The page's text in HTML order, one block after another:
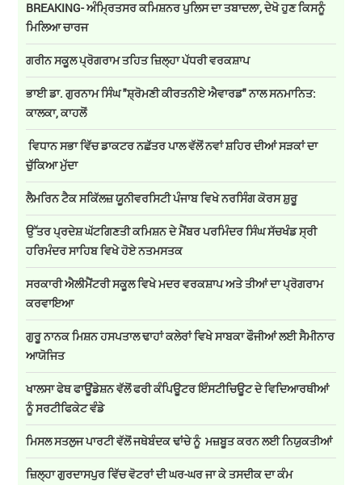
BREAKING- ਅੰਮ੍ਰਿਤਸਰ ਕਮਿਸ਼ਨਰ ਪੁਲਿਸ ਦਾ ਤਬਾਦਲਾ, ਦੇਖੋ ਹੁਣ ਕਿਸਨੂੰ
ਮਿਲਿਆ ਚਾਰਜ
ਗਰੀਨ ਸਕੂਲ ਪ੍ਰੋਗਰਾਮ ਤਹਿਤ ਜ਼ਿਲ੍ਹਾ ਪੱਧਰੀ ਵਰਕਸ਼ਾਪ
ਭਾਈ ਡਾ. ਗੁਰਨਾਮ ਸਿੰਘ "ਸ਼੍ਰੋਮਣੀ ਕੀਰਤਨੀਏ ਐਵਾਰਡ" ਨਾਲ ਸਨਮਾਨਿਤ:
ਕਾਲਕਾ, ਕਾਹਲੋਂ
ਵਿਧਾਨ ਸਭਾ ਵਿੱਚ ਡਾਕਟਰ ਨਛੱਤਰ ਪਾਲ ਵੱਲੋਂ ਨਵਾਂ ਸ਼ਹਿਰ ਦੀਆਂ ਸੜਕਾਂ ਦਾ
ਚੁੱਕਿਆ ਮੁੱਦਾ
ਲੈਮਰਿਨ ਟੈਕ ਸਕਿੱਲਜ਼ ਯੂਨੀਵਰਸਿਟੀ ਪੰਜਾਬ ਵਿਖੇ ਨਰਸਿੰਗ ਕੋਰਸ ਸ਼ੁਰੂ
ਉੱਤਰ ਪ੍ਰਦੇਸ਼ ਘੱਟਗਿਣਤੀ ਕਮਿਸ਼ਨ ਦੇ ਮੈਂਬਰ ਪਰਮਿੰਦਰ ਸਿੰਘ ਸੱਚਖੰਡ ਸ੍ਰੀ
ਹਰਿਮੰਦਰ ਸਾਹਿਬ ਵਿਖੇ ਹੋਏ ਨਤਮਸਤਕ
ਸਰਕਾਰੀ ਐਲੀਮੈਂਟਰੀ ਸਕੂਲ ਵਿਖੇ ਮਦਰ ਵਰਕਸ਼ਾਪ ਅਤੇ ਤੀਆਂ ਦਾ ਪ੍ਰੋਗਰਾਮ
ਕਰਵਾਇਆ
ਗੁਰੂ ਨਾਨਕ ਮਿਸ਼ਨ ਹਸਪਤਾਲ ਢਾਹਾਂ ਕਲੇਰਾਂ ਵਿਖੇ ਸਾਬਕਾ ਫੌਜੀਆਂ ਲਈ ਸੈਮੀਨਾਰ
ਆਯੋਜਿਤ
ਖਾਲਸਾ ਫੇਥ ਫਾਊਂਡੇਸ਼ਨ ਵੱਲੋਂ ਫਰੀ ਕੰਪਿਊਟਰ ਇੰਸਟੀਚਿਊਟ ਦੇ ਵਿਦਿਆਰਥੀਆਂ
ਨੂੰ ਸਰਟੀਫਿਕੇਟ ਵੰਡੇ
ਮਿਸਲ ਸਤਲੁਜ ਪਾਰਟੀ ਵੱਲੋਂ ਜਥੇਬੰਦਕ ਢਾਂਚੇ ਨੂੰ ਮਜ਼ਬੂਤ ਕਰਨ ਲਈ ਨਿਯੁਕਤੀਆਂ
ਜ਼ਿਲ੍ਹਾ ਗੁਰਦਾਸਪੁਰ ਵਿੱਚ ਵੋਟਰਾਂ ਦੀ ਘਰ-ਘਰ ਜਾ ਕੇ ਤਸਦੀਕ ਦਾ ਕੰਮ